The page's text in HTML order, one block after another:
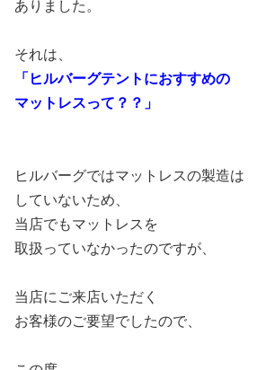
ありました。
それは、
「ヒルバーグテントにおすすめの
マットレスって？？」
ヒルバーグではマットレスの製造は
していないため、
当店でもマットレスを
取扱っていなかったのですが、
当店にご来店いただく
お客様のご要望でしたので、